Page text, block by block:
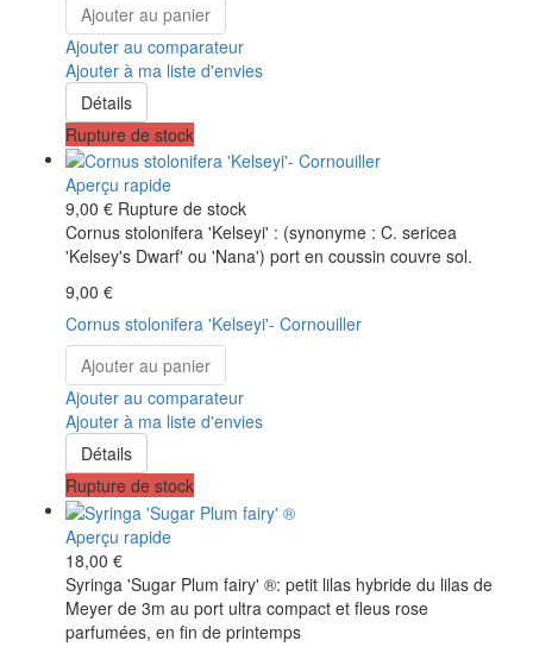
Ajouter au panier
Ajouter au comparateur
Ajouter à ma liste d'envies
Détails
Rupture de stock
Aperçu rapide
9,00 € Rupture de stock
Cornus stolonifera 'Kelseyi' : (synonyme : C. sericea
'Kelsey's Dwarf' ou 'Nana') port en coussin couvre sol.
9,00 €
Cornus stolonifera 'Kelseyi'- Cornouiller
Ajouter au panier
Ajouter au comparateur
Ajouter à ma liste d'envies
Détails
Rupture de stock
Aperçu rapide
18,00 €
Syringa 'Sugar Plum fairy' ®: petit lilas hybride du lilas de
Meyer de 3m au port ultra compact et fleus rose
parfumées, en fin de printemps